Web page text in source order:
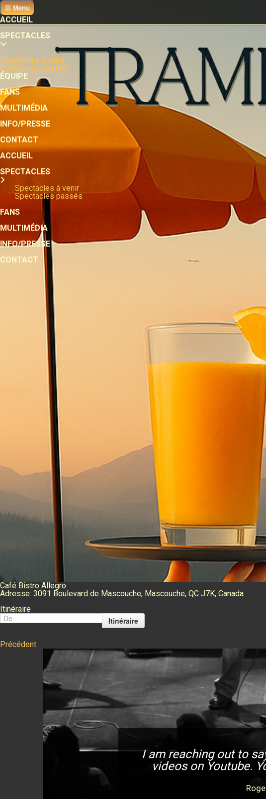
Menu
ACCUEIL
SPECTACLES
Spectacles à venir
Spectacles passés
ÉQUIPE
FANS
MULTIMÉDIA
INFO/PRESSE
CONTACT
ACCUEIL
SPECTACLES
Spectacles à venir
Spectacles passés
FANS
MULTIMÉDIA
INFO/PRESSE
CONTACT
Café Bistro Allegro
Adresse: 3091 Boulevard de Mascouche, Mascouche, QC J7K, Canada
Itinéraire
Itinéraire
Précédent
I am reaching out to
videos on Youtube.